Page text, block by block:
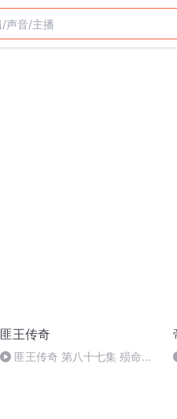
匪王传奇
匪王传奇 第八十七集 殒命三